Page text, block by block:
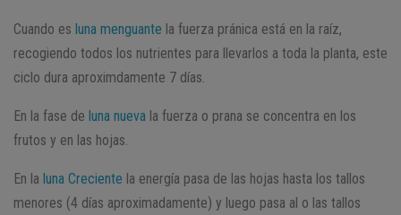
Cuando es luna menguante la fuerza pránica está en la raíz,
recogiendo todos los nutrientes para llevarlos a toda la planta, este
ciclo dura aproximdamente 7 días.
En la fase de luna nueva la fuerza o prana se concentra en los
frutos y en las hojas.
En la luna Creciente la energía pasa de las hojas hasta los tallos
menores (4 días aproximadamente) y luego pasa al o las tallos